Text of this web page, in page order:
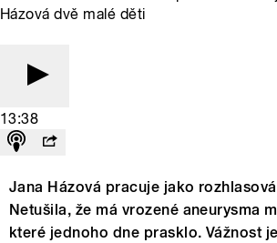
Házová dvě malé děti
13:38
Jana Házová pracuje jako
Netušila, že má vrozené aneurysma
které jednoho dne prasklo. Vážnost